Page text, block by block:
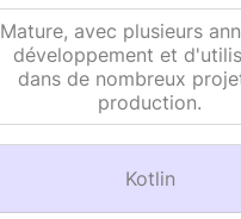
Mature, avec plusieurs
développement et
dans de nombreux
production.
Kotlin